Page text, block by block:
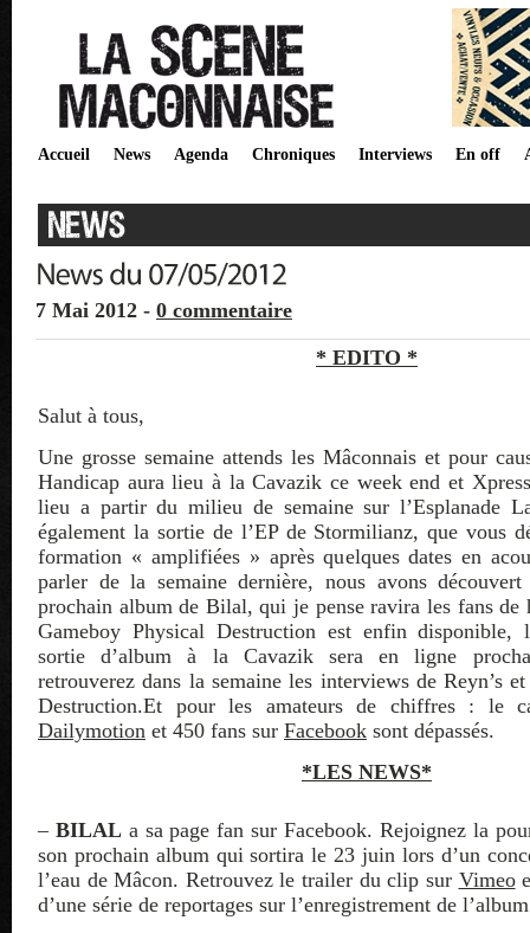
Accueil News Agenda Chroniques Interviews En off
7 Mai 2012 - 0 commentaire
* EDITO *
Salut à tous,
Une grosse semaine attends les Mâconnais et pour
Handicap aura lieu à la Cavazik ce week end et
lieu a partir du milieu de semaine sur l’Esplanade
également la sortie de l’EP de Stormilianz, que vous
formation « amplifiées » après quelques dates en
parler de la semaine dernière, nous avons
prochain album de Bilal, qui je pense ravira les fans de
Gameboy Physical Destruction est enfin disponible,
sortie d’album à la Cavazik sera en ligne
retrouverez dans la semaine les interviews de Reyn’s
Destruction.Et pour les amateurs de chiffres : le
Dailymotion et 450 fans sur Facebook sont dépassés.
*LES NEWS*
– BILALa sa page fan sur Facebook. Rejoignez la
son prochain album qui sortira le 23 juin lors d’un
l’eau de Mâcon. Retrouvez le trailer du clip sur Vimeo
d’une série de reportages sur l’enregistrement de